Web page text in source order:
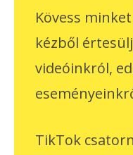
Kövess
kézből
videóinkról,
TikTok